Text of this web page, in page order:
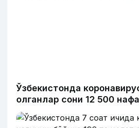
Ўзбекистонда
олганлар сони 12 500